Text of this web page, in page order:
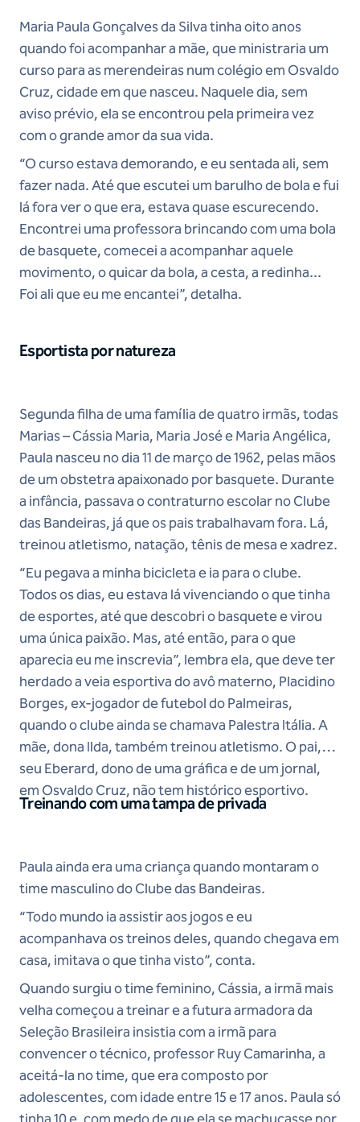
Maria Paula Gonçalves da Silva tinha oito anos
quando foi acompanhar a mãe, que ministraria um
curso para as merendeiras num colégio em Osvaldo
Cruz, cidade em que nasceu. Naquele dia, sem
aviso prévio, ela se encontrou pela primeira vez
com o grande amor da sua vida.
“O curso estava demorando, e eu sentada ali, sem
fazer nada. Até que escutei um barulho de bola e fui
lá fora ver o que era, estava quase escurecendo.
Encontrei uma professora brincando com uma bola
de basquete, comecei a acompanhar aquele
movimento, o quicar da bola, a cesta, a redinha...
Foi ali que eu me encantei”, detalha.
Esportista por natureza
Segunda filha de uma família de quatro irmãs, todas
Marias – Cássia Maria, Maria José e Maria Angélica,
Paula nasceu no dia 11 de março de 1962, pelas mãos
de um obstetra apaixonado por basquete. Durante
a infância, passava o contraturno escolar no Clube
das Bandeiras, já que os pais trabalhavam fora. Lá,
treinou atletismo, natação, tênis de mesa e xadrez.
“Eu pegava a minha bicicleta e ia para o clube.
Todos os dias, eu estava lá vivenciando o que tinha
de esportes, até que descobri o basquete e virou
uma única paixão. Mas, até então, para o que
aparecia eu me inscrevia”, lembra ela, que deve ter
herdado a veia esportiva do avô materno, Placidino
Borges, ex-jogador de futebol do Palmeiras,
quando o clube ainda se chamava Palestra Itália. A
mãe, dona Ilda, também treinou atletismo. O pai,
seu Eberard, dono de uma gráfica e de um jornal,
em Osvaldo Cruz, não tem histórico esportivo.
Treinando com uma tampa de privada
Paula ainda era uma criança quando montaram o
time masculino do Clube das Bandeiras.
“Todo mundo ia assistir aos jogos e eu
acompanhava os treinos deles, quando chegava em
casa, imitava o que tinha visto”, conta.
Quando surgiu o time feminino, Cássia, a irmã mais
velha começou a treinar e a futura armadora da
Seleção Brasileira insistia com a irmã para
convencer o técnico, professor Ruy Camarinha, a
aceitá-la no time, que era composto por
adolescentes, com idade entre 15 e 17 anos. Paula só